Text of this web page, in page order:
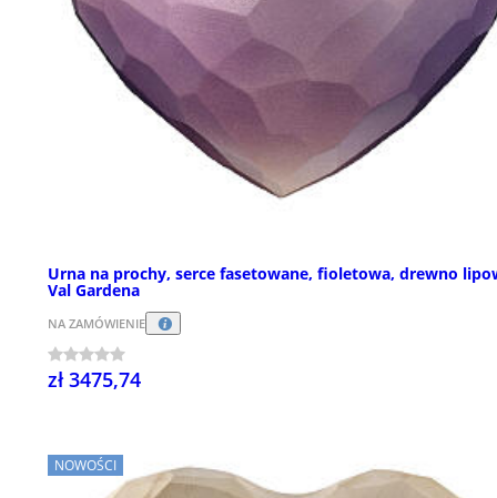
Urna na prochy, serce fasetowane, fioletowa, drewno
Val Gardena
NA ZAMÓWIENIE
zł 3475,74
NOWOŚCI